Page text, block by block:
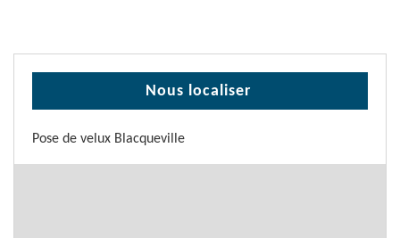
Nous localiser
Pose de velux Blacqueville